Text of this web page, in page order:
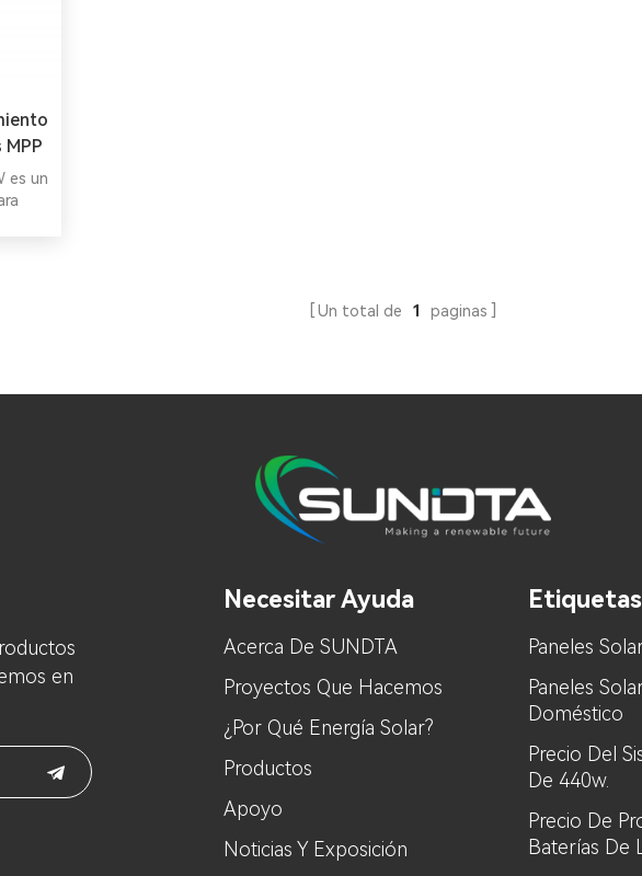
es un
Un total de 1 paginas
en
Necesitar Ayuda
Acerca De SUNDTA
Proyectos Que Hacemos
¿Por Qué Energía Solar?
Productos
Apoyo
Noticias Y Exposición
Paneles
Paneles
Doméstico
Precio Del
De 440w.
Precio De
Baterías De